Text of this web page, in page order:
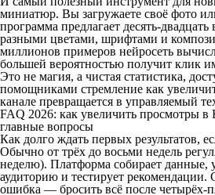
миниатюр. Вы загружаете своё фото
программа предлагает десять-
разными цветами, шрифтами и
миллионов примеров нейросеть
большей вероятностью получит клик
Это не магия, а чистая статистика,
помощниками стремление как
канале превращается в управляемый
FAQ 2026: как увеличить просмотры в
главные вопросы
Как долго ждать первых результатов,
Обычно от трёх до восьми недель
неделю). Платформа собирает данные,
аудиторию и тестирует рекомендации.
ошибка — бросить всё после четырёх-